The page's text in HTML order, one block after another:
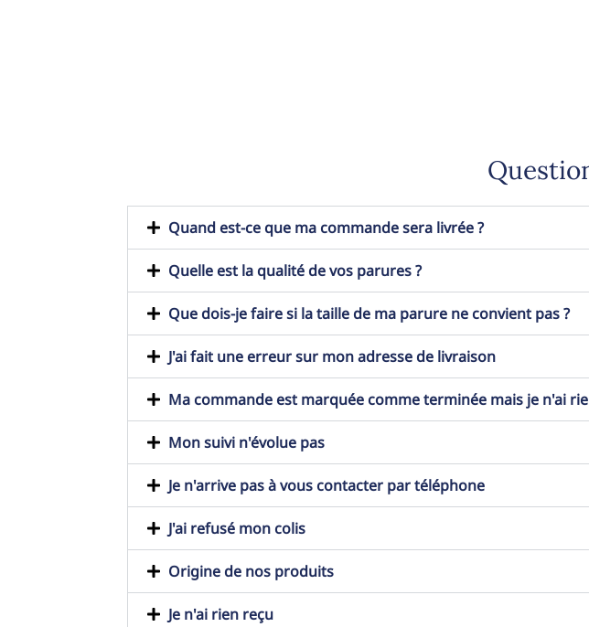
Quand est-ce que ma commande sera livrée ?
Quelle est la qualité de vos parures ?
Que dois-je faire si la taille de ma parure ne convient pas ?
J'ai fait une erreur sur mon adresse de livraison
Ma commande est marquée comme terminée mais je n'ai
Mon suivi n'évolue pas
Je n'arrive pas à vous contacter par téléphone
J'ai refusé mon colis
Origine de nos produits
Je n'ai rien reçu